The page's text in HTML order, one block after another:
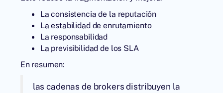
La consistencia de la reputación
La estabilidad de enrutamiento
La responsabilidad
La previsibilidad de los SLA
En resumen:
las cadenas de brokers distribuyen la